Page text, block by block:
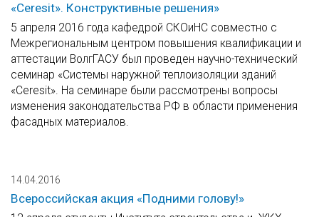
«Ceresit». Конструктивные решения»
5 апреля 2016 года кафедрой СКОиНС совместно с
Межрегиональным центром повышения квалификации и
аттестации ВолгГАСУ был проведен научно-технический
семинар «Системы наружной теплоизоляции зданий
«Ceresit». На семинаре были рассмотрены вопросы
изменения законодательства РФ в области применения
фасадных материалов.
14.04.2016
Всероссийская акция «Подними голову!»